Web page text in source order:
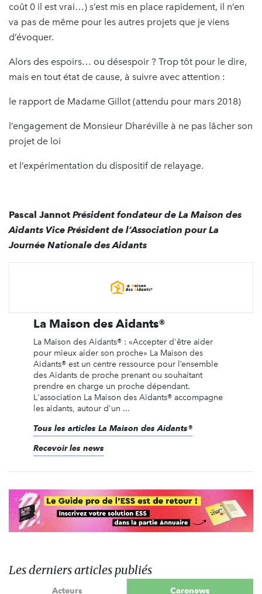
coût 0 il est vrai…) s’est mis en place rapidement, il n’en
va pas de même pour les autres projets que je viens
d’évoquer.
Alors des espoirs… ou désespoir ? Trop tôt pour le dire,
mais en tout état de cause, à suivre avec attention :
le rapport de Madame Gillot (attendu pour mars 2018)
l’engagement de Monsieur Dharéville à ne pas lâcher son
projet de loi
et l’expérimentation du dispositif de relayage.
Pascal Jannot Président fondateur de La Maison des
Aidants Vice Président de l’Association pour La
Journée Nationale des Aidants
La Maison des Aidants®
La Maison des Aidants® : «Accepter d'être aider
pour mieux aider son proche» La Maison des
Aidants® est un centre ressource pour l’ensemble
des Aidants de proche prenant ou souhaitant
prendre en charge un proche dépendant.
L'association La Maison des Aidants® accompagne
les aidants, autour d'un ...
Tous les articles La Maison des Aidants®
Recevoir les news
Les derniers articles publiés
Acteurs Carenews